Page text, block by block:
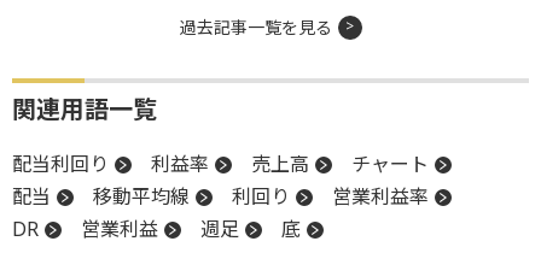
過去記事一覧を見る
関連用語一覧
配当利回り 利益率 売上高
チャート
配当
移動平均線 利回り
営業利益率
DR
営業利益 週足 底